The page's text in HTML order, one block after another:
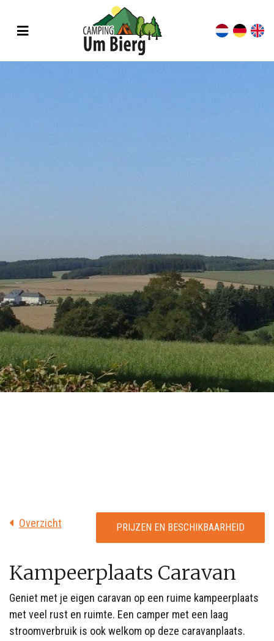
Overzicht PRIJZEN EN BESCHIKBAARHEID
Kampeerplaats Caravan
Geniet met je eigen caravan op een ruime kampeerplaats
met veel rust en ruimte. Een camper met een laag
stroomverbruik is ook welkom op deze caravanplaats.